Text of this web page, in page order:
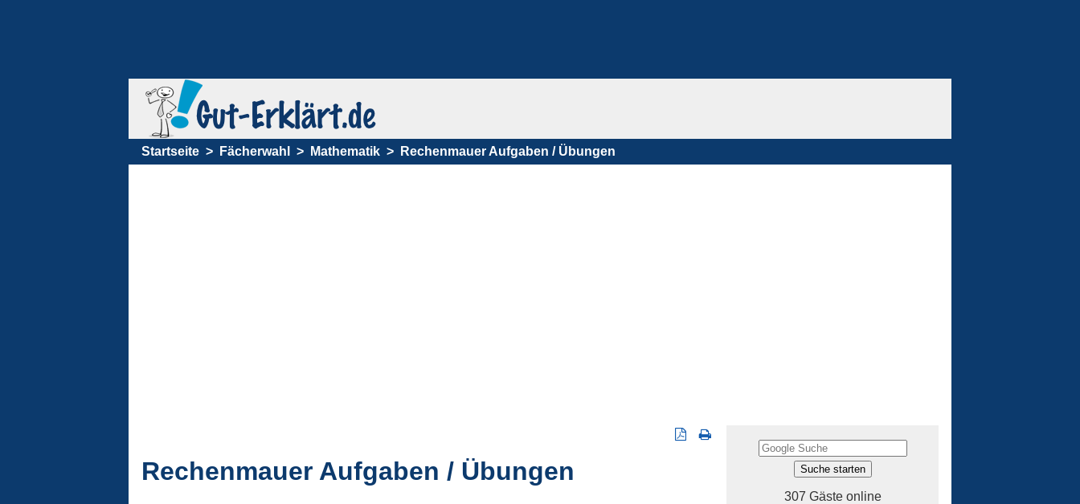
Startseite Fächerwahl Mathematik Rechenmauer Aufgaben / Übungen
307 Gäste online
Rechenmauer Aufgaben / Übungen